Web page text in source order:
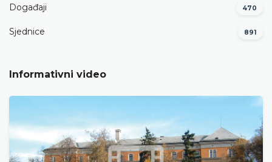
Događaji 470
Sjednice 891
Informativni video